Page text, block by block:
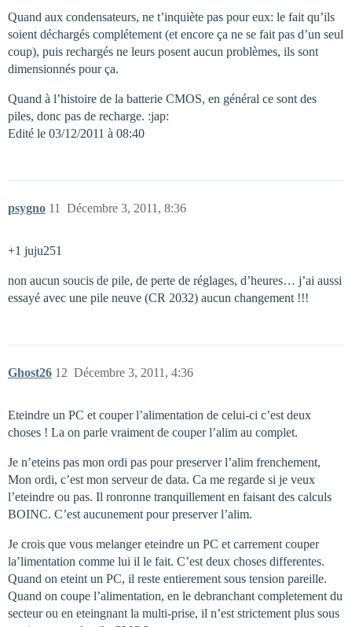
Quand aux condensateurs, ne t’inquiète pas pour eux: le fait qu’ils
soient déchargés complétement (et encore ça ne se fait pas d’un seul
coup), puis rechargés ne leurs posent aucun problèmes, ils sont
dimensionnés pour ça.
Quand à l’histoire de la batterie CMOS, en général ce sont des
piles, donc pas de recharge. :jap:
Edité le 03/12/2011 à 08:40
psygno Décembre 3, 2011, 8:36
11
+1 juju251
non aucun soucis de pile, de perte de réglages, d’heures… j’ai aussi
essayé avec une pile neuve (CR 2032) aucun changement !!!
Ghost26 Décembre 3, 2011, 4:36
12
Eteindre un PC et couper l’alimentation de celui-ci c’est deux
choses ! La on parle vraiment de couper l’alim au complet.
Je n’eteins pas mon ordi pas pour preserver l’alim frenchement,
Mon ordi, c’est mon serveur de data. Ca me regarde si je veux
l’eteindre ou pas. Il ronronne tranquillement en faisant des calculs
BOINC. C’est aucunement pour preserver l’alim.
Je crois que vous melanger eteindre un PC et carrement couper
la’limentation comme lui il le fait. C’est deux choses differentes.
Quand on eteint un PC, il reste entierement sous tension pareille.
Quand on coupe l’alimentation, en le debranchant completement du
secteur ou en eteingnant la multi-prise, il n’est strictement plus sous